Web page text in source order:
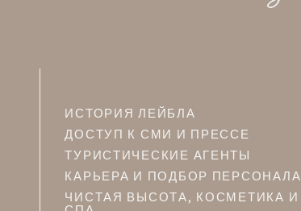
ИСТОРИЯ ЛЕЙБЛА
ДОСТУП К СМИ И ПРЕССЕ
ТУРИСТИЧЕСКИЕ АГЕНТЫ
КАРЬЕРА И ПОДБОР ПЕРСОНАЛА
ЧИСТАЯ ВЫСОТА, КОСМЕТИКА И